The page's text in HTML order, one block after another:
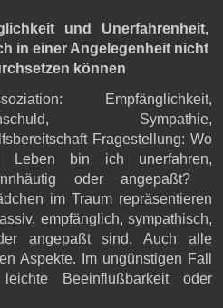
und Unerfahrenheit,
in einer Angelegenheit nicht
können
Empfänglichkeit,
Sympathie,
Fragestellung: Wo
Leben bin ich unerfahren,
oder angepaßt?
im Traum repräsentieren
empfänglich, sympathisch,
angepaßt sind. Auch alle
Aspekte. Im ungünstigen Fall
Beeinflußbarkeit oder